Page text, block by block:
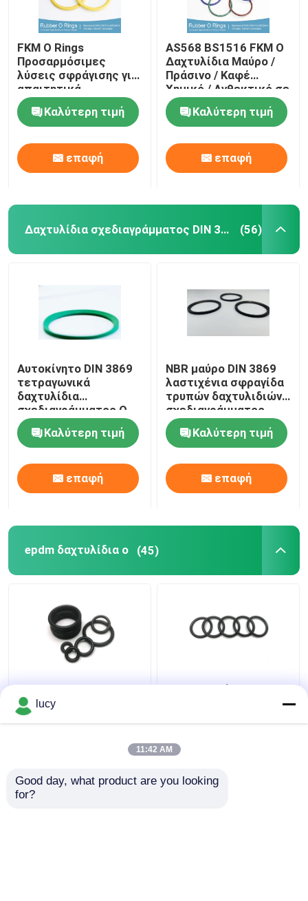
FKM O Rings
Προσαρμόσιμες
λύσεις σφράγισης για
απαιτητικά
περιβάλλοντα
Καλύτερη τιμή
επαφή
AS568 BS1516 FKM O
Δαχτυλίδια Μαύρο /
Πράσινο / Καφέ
Χημικό / Ανθεκτικό σε
λάδια Ανθεκτικό στα
υπεριώδη φώτα
Καλύτερη τιμή
επαφή
Δαχτυλίδια σχεδιαγράμματος DIN 3869 (56)
Αυτοκίνητο DIN 3869
τετραγωνικά
δαχτυλίδια
σχεδιαγράμματος Ο
αντοχής δαχτυλιδιών
σχεδιαγράμματος NBR
Καλύτερη τιμή
επαφή
NBR μαύρο DIN 3869
λαστιχένια σφραγίδα
τρυπών δαχτυλιδιών
σχεδιαγράμματος
σφραγίδων για τα
ρουλεμάνΚαλύτερη τιμή
επαφή
epdm δαχτυλίδια ο (45)
EPDM Ο χτυπά τη
μαύρη χαμηλή
στολισμάτων χημική
lucy
11:42 AM
Good day, what product are you looking
for?